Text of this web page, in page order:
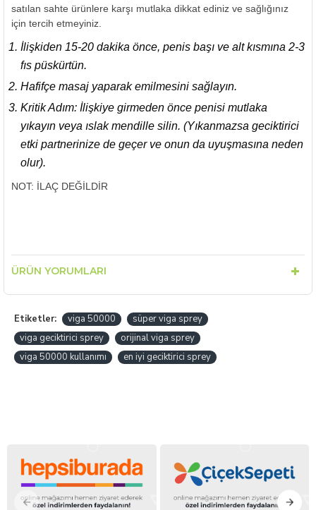
satılan sahte ürünlere karşı mutlaka dikkat ediniz ve sağlığınız
için tercih etmeyiniz.
İlişkiden 15-20 dakika önce, penis başı ve alt kısmına 2-3
fıs püskürtün.
Hafifçe masaj yaparak emilmesini sağlayın.
Kritik Adım: İlişkiye girmeden önce penisi mutlaka
yıkayın veya ıslak mendille silin. (Yıkanmazsa geciktirici
etki partnerinize de geçer ve onun da uyuşmasına neden
olur).
NOT: İLAÇ DEĞİLDİR
ÜRÜN YORUMLARI
Etiketler: viga 50000
süper viga sprey
viga geciktirici sprey
orijinal viga sprey
viga 50000 kullanımı
en iyi geciktirici sprey